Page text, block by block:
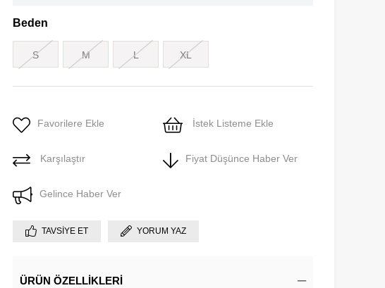
Beden
S M L XL
Favorilere Ekle İstek Listeme Ekle
Karşılaştır Fiyat Düşünce Haber Ver
Gelince Haber Ver
TAVSIYE ET YORUM YAZ
ÜRÜN ÖZELLIKLERI